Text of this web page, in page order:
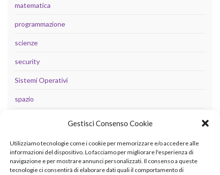
Gestisci Consenso Cookie
Utilizziamo tecnologie come i cookie per memorizzare e/o accedere alle
informazioni del dispositivo. Lo facciamo per migliorare l'esperienza di
navigazione e per mostrare annunci personalizzati. Il consenso a queste
tecnologie ci consentirà di elaborare dati quali il comportamento di
matematica
programmazione
scienze
security
Sistemi Operativi
spazio